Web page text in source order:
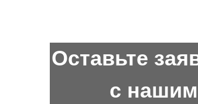
Оставьте
с